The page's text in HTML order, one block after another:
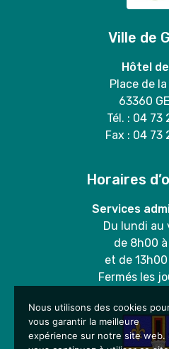
Ville de
Hôtel
Place de
63360
Tél. : 04 73
Fax : 04 73
Horaires
Services
Du lundi au
de 8h00
et de
Fermés les
Nous utilisons des cookies
vous garantir la meilleure
expérience sur notre site web.